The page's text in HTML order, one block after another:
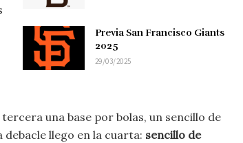
Previa San Francisco Giants
2025
29/03/2025
tercera una base por bolas, un sencillo de
debacle llego en la cuarta: sencillo de